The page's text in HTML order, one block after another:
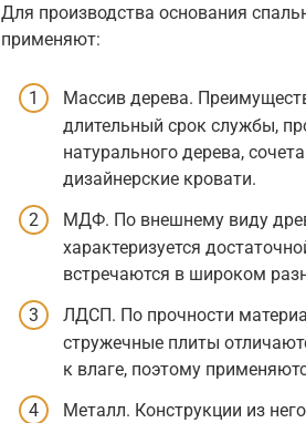
Для производства основания
применяют:
Массив дерева.
длительный срок службы,
натурального дерева,
дизайнерские кровати.
МДФ. По внешнему виду
характеризуется
встречаются в широком
ЛДСП. По прочности
стружечные плиты
к влаге, поэтому
Металл. Конструкции из